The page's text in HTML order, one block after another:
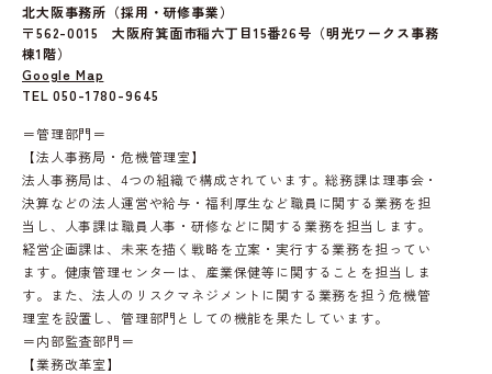
北大阪事務所（採用・研修事業）
〒562-0015 大阪府箕面市稲六丁目15番26号（明光ワークス事務
棟1階）
Google Map
TEL 050-1780-9645
＝管理部門＝
【法人事務局・危機管理室】
法人事務局は、4つの組織で構成されています。総務課は理事会・
決算などの法人運営や給与・福利厚生など職員に関する業務を担
当し、人事課は職員人事・研修などに関する業務を担当します。
経営企画課は、未来を描く戦略を立案・実行する業務を担ってい
ます。健康管理センターは、産業保健等に関することを担当しま
す。また、法人のリスクマネジメントに関する業務を担う危機管
理室を設置し、管理部門としての機能を果たしています。
＝内部監査部門＝
【業務改革室】